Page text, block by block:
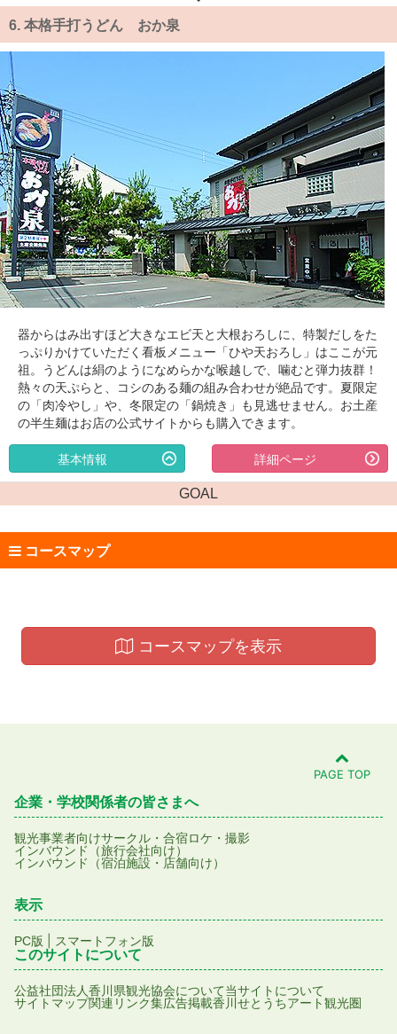
6. 本格手打うどん おか泉
器からはみ出すほど大きなエビ天と大根おろしに、特製だしをた
っぷりかけていただく看板メニュー「ひや天おろし」はここが元
祖。うどんは絹のようになめらかな喉越しで、噛むと弾力抜群！
熱々の天ぷらと、コシのある麺の組み合わせが絶品です。夏限定
の「肉冷やし」や、冬限定の「鍋焼き」も見逃せません。お土産
の半生麺はお店の公式サイトからも購入できます。
詳細ページ
基本情報
GOAL
コースマップ
コースマップを表示
PAGE TOP
企業・学校関係者の皆さまへ
観光事業者向けサークル・合宿ロケ・撮影
インバウンド（旅行会社向け）
インバウンド（宿泊施設・店舗向け）
表示
PC版 スマートフォン版
このサイトについて
公益社団法人香川県観光協会について当サイトについて
サイトマップ関連リンク集広告掲載香川せとうちアート観光圏